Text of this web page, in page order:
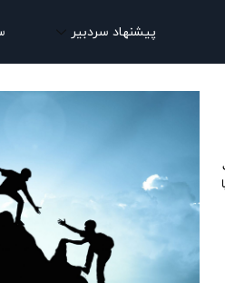
پیشنهاد سردبیر